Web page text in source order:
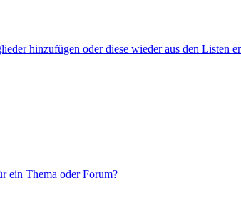
hinzufügen oder diese wieder aus den Listen
ein Thema oder Forum?